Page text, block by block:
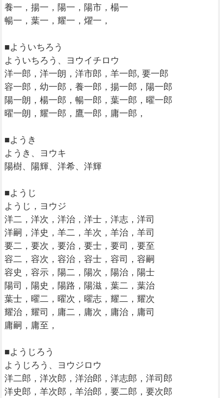
養一，揚一，陽一，陽市，楊一
暢一，葉一，耀一，燿一，
■よういちろう
よういちろう、ヨウイチロウ
洋一郎，洋一朗，洋市郎，羊一郎, 要一郎
容一郎，幼一郎，養一郎，揚一郎，陽一郎
陽一朗，楊一郎，暢一郎，葉一郎，曜一郎
曜一朗，耀一郎，鷹一郎，庸一郎，
■ようき
ようき、ヨウキ
陽樹、陽輝、洋希、洋輝
■ようじ
ようじ，ヨウジ
洋二，洋次，洋治，洋士，洋志，洋司
洋嗣，洋史，羊二，羊次，羊治，羊司
要二，要次，要治，要士，要司，要至
容二，容次，容治，容士，容司，容嗣
容史，容示，陽二，陽次，陽治，陽士
陽司，陽史，陽路，陽滋，葉二，葉治
葉士，曜二，曜次，曜志，耀二，耀次
耀治，耀司，庸二，庸次，庸治，庸司
庸嗣，庸至，
■ようじろう
ようじろう、ヨウジロウ
洋二郎，洋次郎，洋治郎，洋志郎，洋司郎
洋史郎，羊次郎，羊治郎，要二郎，要次郎